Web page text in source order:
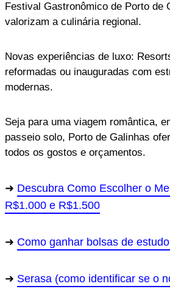
Festival Gastronômico de Porto de
valorizam a culinária regional.
Novas experiências de luxo:
reformadas ou inauguradas com
modernas.
Seja para uma viagem romântica,
passeio solo, Porto de Galinhas
todos os gostos e orçamentos.
Descubra Como Escolher o
R$1.000 e R$1.500
Como ganhar bolsas de
Serasa (como identificar se o